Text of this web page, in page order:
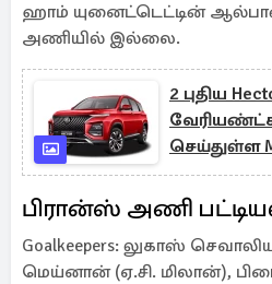
ஹாம் யுனைட்டெட்டின்
அணியில் இல்லை.
2 புதிய
செய்துள்ள
பிரான்ஸ் அணி
Goalkeepers: லுகாஸ்
மெய்னான் (ஏ.சி. மிலான்),